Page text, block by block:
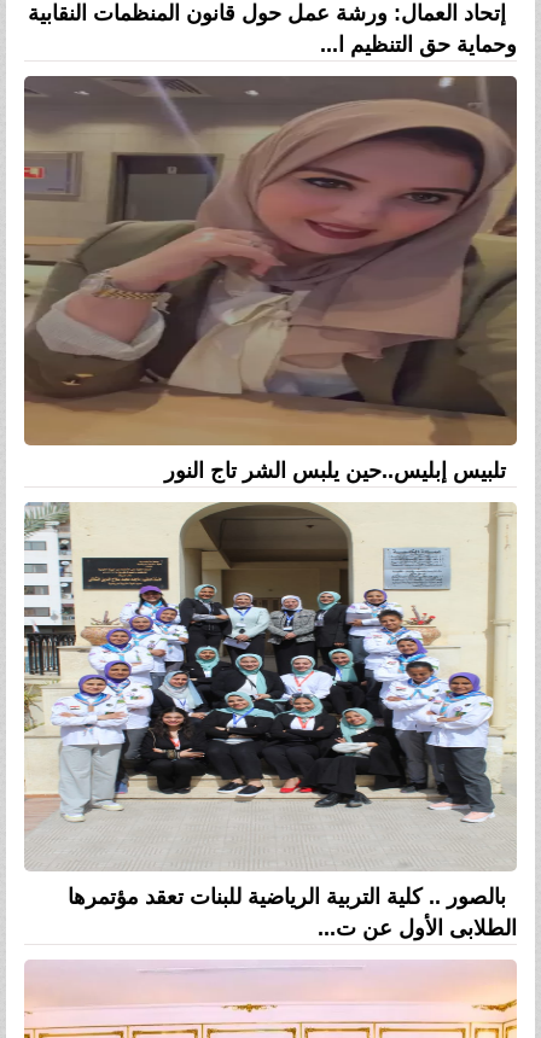
إتحاد العمال: ورشة عمل حول قانون المنظمات النقابية
وحماية حق التنظيم ا...
تلبيس إبليس..حين يلبس الشر تاج النور
بالصور .. كلية التربية الرياضية للبنات تعقد مؤتمرها
الطلابى الأول عن ت...